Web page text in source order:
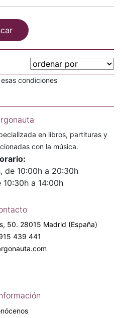
condiciones
en libros, partituras y
con la música.
de 10:00h a 20:30h
10:30h a 14:00h
50. 28015 Madrid (España)
439 441